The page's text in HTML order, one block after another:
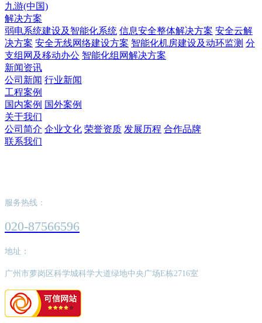
九游(中国)
解决方案
弱电系统建设及智能化系统 信息安全整体解决方案 安全云解
决方案 安全无线网络建设方案 智能化机房建设及动环监测 分
支组网及移动办公 智能化组网解决方案
新闻资讯
公司新闻 行业新闻
工程案例
国内案例 国外案例
关于我们
公司简介 企业文化 荣誉资质 发展历程 合作品牌
联系我们
服务热线：
020-87566596
地址：
广州市萝岗区科学城科学大道绿地中央广场E栋2716室